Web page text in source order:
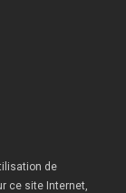
de
ce site Internet,